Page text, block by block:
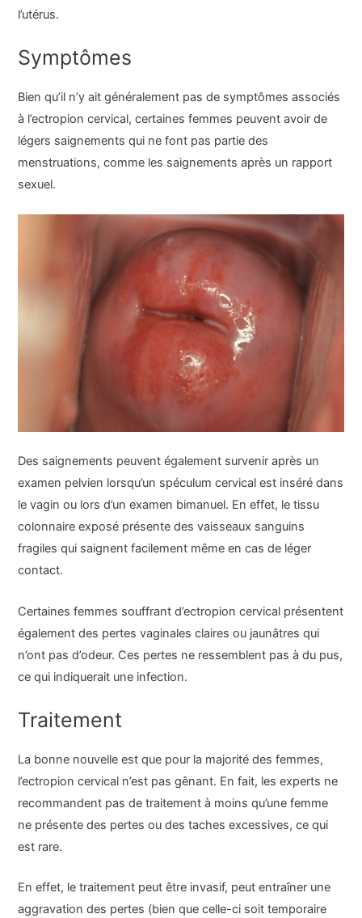
l’utérus.
Symptômes
Bien qu’il n’y ait généralement pas de symptômes associés
à l’ectropion cervical, certaines femmes peuvent avoir de
légers saignements qui ne font pas partie des
menstruations, comme les saignements après un rapport
sexuel.
Des saignements peuvent également survenir après un
examen pelvien lorsqu’un spéculum cervical est inséré dans
le vagin ou lors d’un examen bimanuel. En effet, le tissu
colonnaire exposé présente des vaisseaux sanguins
fragiles qui saignent facilement même en cas de léger
contact.
Certaines femmes souffrant d’ectropion cervical présentent
également des pertes vaginales claires ou jaunâtres qui
n’ont pas d’odeur. Ces pertes ne ressemblent pas à du pus,
ce qui indiquerait une infection.
Traitement
La bonne nouvelle est que pour la majorité des femmes,
l’ectropion cervical n’est pas gênant. En fait, les experts ne
recommandent pas de traitement à moins qu’une femme
ne présente des pertes ou des taches excessives, ce qui
est rare.
En effet, le traitement peut être invasif, peut entraîner une
aggravation des pertes (bien que celle-ci soit temporaire